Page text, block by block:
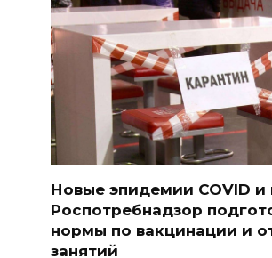
Новые эпидемии COVID и
Роспотребнадзор
нормы по вакцинации и
занятий